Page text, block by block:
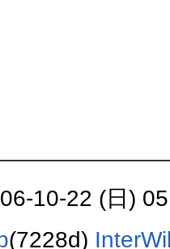
10-22 (日)
(7228d)